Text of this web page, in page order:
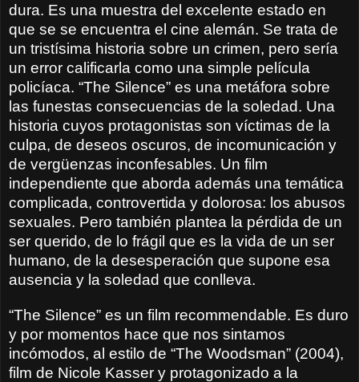
dura. Es una muestra del excelente estado en
que se se encuentra el cine alemán. Se trata de
un tristísima historia sobre un crimen, pero sería
un error calificarla como una simple película
policíaca. “The Silence” es una metáfora sobre
las funestas consecuencias de la soledad. Una
historia cuyos protagonistas son víctimas de la
culpa, de deseos oscuros, de incomunicación y
de vergüenzas inconfesables. Un film
independiente que aborda además una temática
complicada, controvertida y dolorosa: los abusos
sexuales. Pero también plantea la pérdida de un
ser querido, de lo frágil que es la vida de un ser
humano, de la desesperación que supone esa
ausencia y la soledad que conlleva.
“The Silence” es un film recommendable. Es duro
y por momentos hace que nos sintamos
incómodos, al estilo de “The Woodsman” (2004),
film de Nicole Kasser y protagonizado a la